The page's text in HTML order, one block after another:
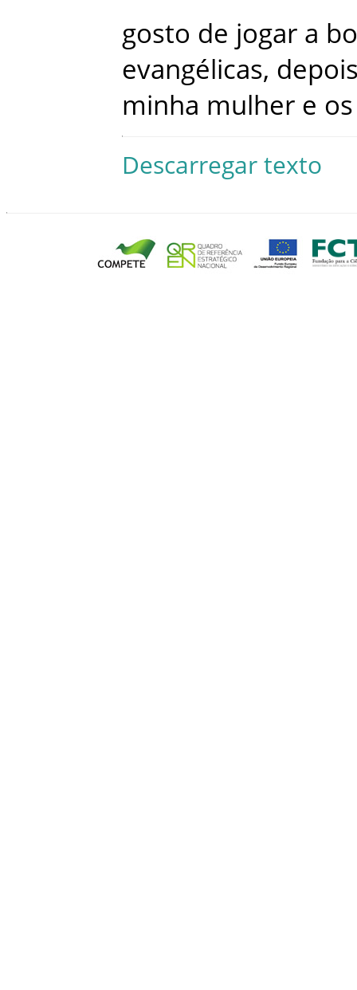
gosto de jogar a
evangélicas,
minha mulher e os
Descarregar texto